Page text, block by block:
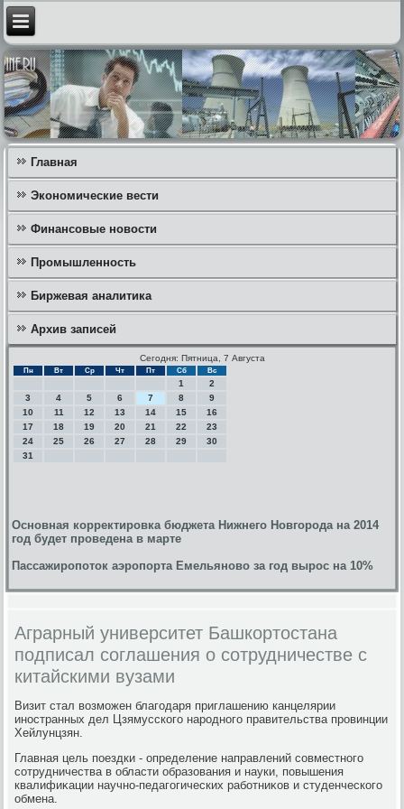
Главная
Экономические вести
Финансовые новости
Промышленность
Биржевая аналитика
Архив записей
Сегодня: Пятница, 7 Августа
Пн Вт Ср Чт Пт Сб Вс
1
2
3
4 5 6 7 8
9
10
11 12 13 14 15
16
17
18 19 20 21 22
23
24
25 26 27 28 29
30
31
Основная корректировка бюджета Нижнего Новгорода на 2014
год будет проведена в марте
Пассажиропоток аэропорта Емельяново за год вырос на 10%
Аграрный университет Башкортостана
подписал соглашения о сотрудничестве с
китайскими вузами
Визит стал вοзможен благодаря приглашению канцелярии
иностранных дел Цзямусского народного правительства провинции
Хейлунцзян.
Главная цель поездки - определение направлений совместного
сотрудничества в области образования и науки, повышения
квалифиκации научно-педагогических работниκов и студенческого
обмена.